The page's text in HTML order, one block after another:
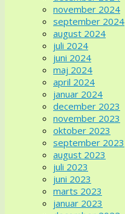
november 2024
september 2024
august 2024
juli 2024
juni 2024
maj 2024
april 2024
januar 2024
december 2023
november 2023
oktober 2023
september 2023
august 2023
juli 2023
juni 2023
marts 2023
januar 2023